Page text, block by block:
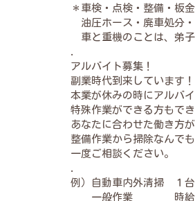
＊車検・点検・整備・板
油圧ホース・廃車処分
車と重機のことは、弟子
.
アルバイト募集！
副業時代到来しています！
本業が休みの時にアルバ
特殊作業ができる方もで
あなたに合わせた働き方
整備作業から掃除なんでも
一度ご相談ください。
.
例）自動車内外清掃 １
一般作業 時給